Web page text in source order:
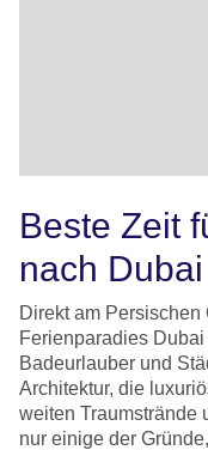
Beste Zeit
nach Dubai
Direkt am
Ferienparadies
Badeurlauber und
Architektur, die
weiten Traumstrände
nur einige der